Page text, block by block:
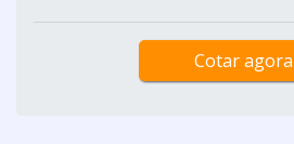
Cotar agora